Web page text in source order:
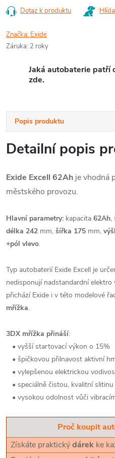
Dotaz k produktu
Značka: Exide
Záruka: 2 roky
Jaká autobaterie patří
zde.
Popis produktu
Detailní popis
Exide Excell 62Ah je vhodná
městského provozu.
Hlavní parametry: kapacita 62Ah,
délka 242 mm, šířka 175 mm,
+pól vlevo.
Typ autobaterií Exide Excell je
nedisponují nadstandardní
přichází Exide i v této modelové
mřížka.
3DX mřížka přináší:
• vyšší startovací výkon o 15%
• špičkovou přilnavost aktivní
• vylepšenou elektrickou
• speciálně čistou, kvalitní
• vysokou odolnost vůči
Proč koupit
Získáte praktickýdárek ke